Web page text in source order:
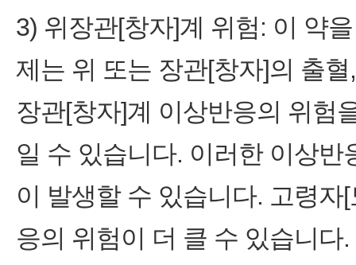
3) 위장관[창자]계 위험: 이 약
제는 위 또는 장관[창자]의 출
장관[창자]계 이상반응의 위험
일 수 있습니다. 이러한 이상
이 발생할 수 있습니다. 고령
응의 위험이 더 클 수 있습니